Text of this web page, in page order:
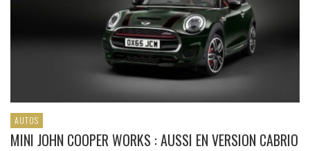
AUTOS
MINI JOHN COOPER WORKS : AUSSI EN VERSION CABRIO